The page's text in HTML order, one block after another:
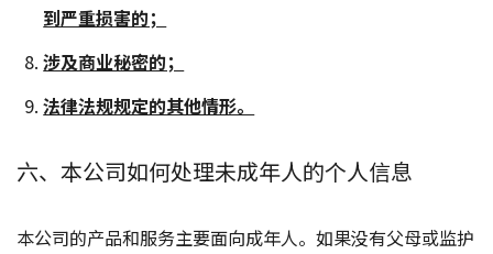
到严重损害的；
涉及商业秘密的；
法律法规规定的其他情形。
六、本公司如何处理未成年人的个人信息
本公司的产品和服务主要面向成年人。如果没有父母或监护